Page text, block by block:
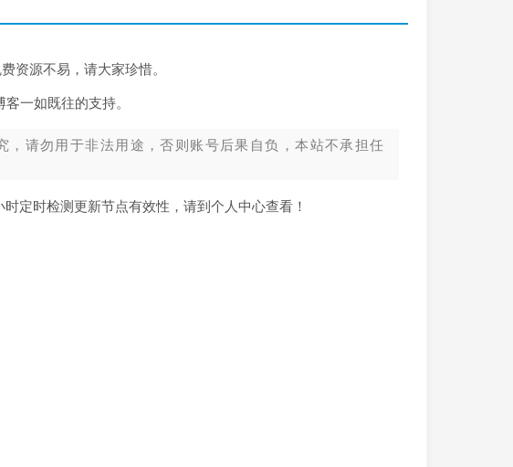
资源不易，请大家珍惜。
一如既往的支持。
请勿用于非法用途，否则账号后果自负，本站不承担任
定时检测更新节点有效性，请到个人中心查看！